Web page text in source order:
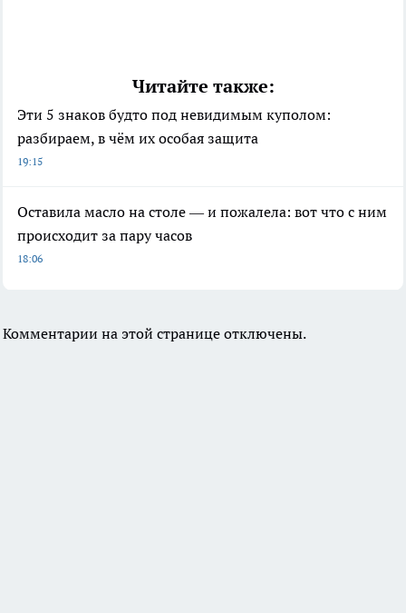
Читайте также:
Эти 5 знаков будто под невидимым куполом:
разбираем, в чём их особая защита
19:15
Оставила масло на столе — и пожалела: вот что с ним
происходит за пару часов
18:06
Комментарии на этой странице отключены.